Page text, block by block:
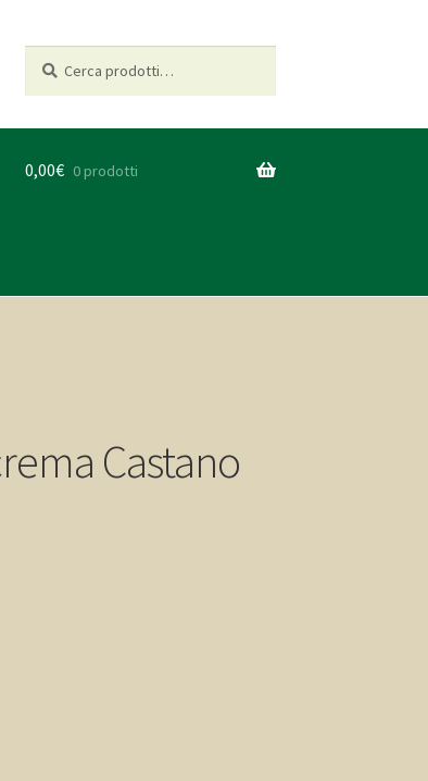
0,00€ 0 prodotti
Castano